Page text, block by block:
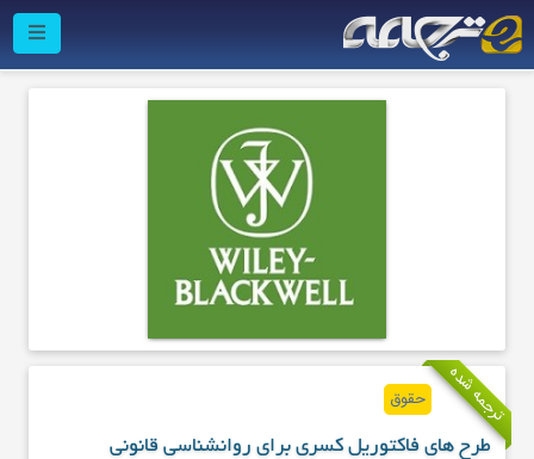
ترجمه شده حقوق
طرح های فاکتوریل کسری برای روانشناسی قانونی